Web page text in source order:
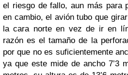
el riesgo de fallo, aun más para
en cambio, el avión tubo que
la cara norte en vez de ir en
razón es el tamaño de la
por que no es suficientemente
ya que este mide de ancho 7’3